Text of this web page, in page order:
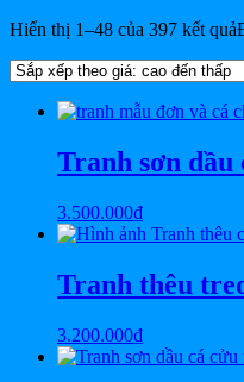
Hiển thị 1–48 của 397 kết quả
Tranh sơn dầu
3.500.000₫
Tranh thêu
3.200.000₫